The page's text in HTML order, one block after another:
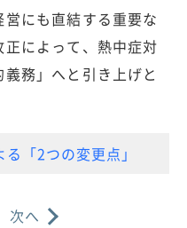
にも直結する重要な
によって、熱中症対
務」へと引き上げと
「2つの変更点」
次へ